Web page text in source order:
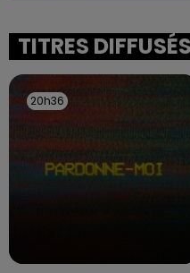
l'inspection du Travail
les conditions de...
TITRES DIFFUSÉS
20h36
20h36